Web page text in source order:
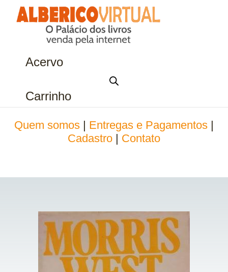
Acervo
Carrinho
Quem somos Entregas e Pagamentos
Cadastro
Contato